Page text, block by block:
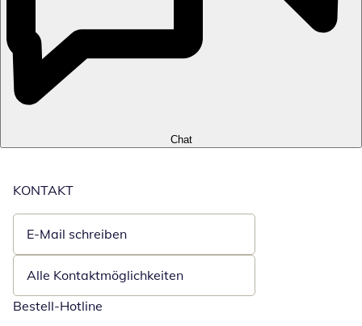
Chat
KONTAKT
E-Mail schreiben
Öffnet E-Mail-Client
Alle Kontaktmöglichkeiten
Bestell-Hotline